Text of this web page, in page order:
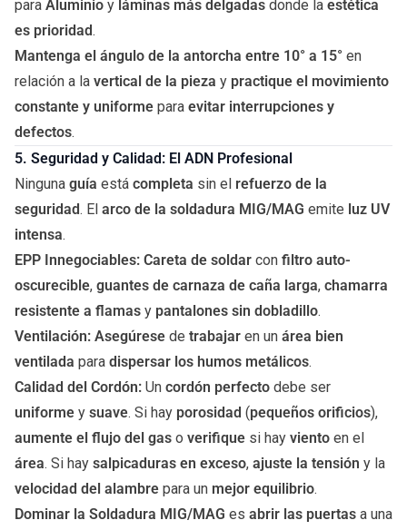
para Aluminio y láminas más delgadas donde la estética
es prioridad.
Mantenga el ángulo de la antorcha entre 10° a 15° en
relación a la vertical de la pieza y practique el movimiento
constante y uniforme para evitar interrupciones y
defectos.
5. Seguridad y Calidad: El ADN Profesional
Ninguna guía está completa sin el refuerzo de la
seguridad. El arco de la soldadura MIG/MAG emite luz UV
intensa.
EPP Innegociables: Careta de soldar con filtro auto-
oscurecible, guantes de carnaza de caña larga, chamarra
resistente a flamas y pantalones sin dobladillo.
Ventilación: Asegúrese de trabajar en un área bien
ventilada para dispersar los humos metálicos.
Calidad del Cordón: Un cordón perfecto debe ser
uniforme y suave. Si hay porosidad (pequeños orificios),
aumente el flujo del gas o verifique si hay viento en el
área. Si hay salpicaduras en exceso, ajuste la tensión y la
velocidad del alambre para un mejor equilibrio.
Dominar la Soldadura MIG/MAG es abrir las puertas a una